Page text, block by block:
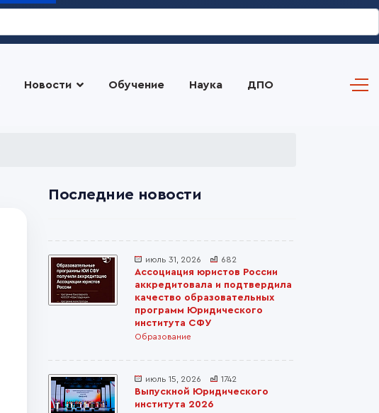
Новости Обучение Наука ДПО
Последние новости
июль 31, 2026 682
Ассоциация юристов России
аккредитовала и подтвердила
качество образовательных
программ Юридического
института СФУ
Образование
июль 15, 2026 1742
Выпускной Юридического
института 2026